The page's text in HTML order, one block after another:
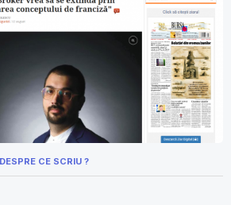
DESPRE CE SCRIU ?